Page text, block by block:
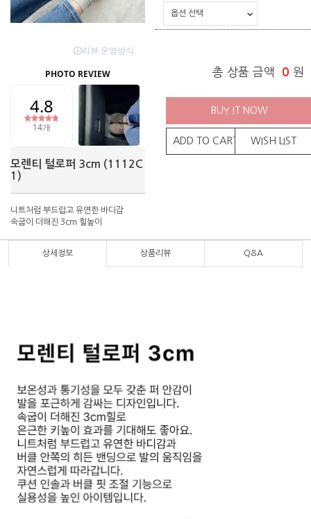
모렌티 털로퍼 3cm (1112C
1)
니트처럼 부드럽고 유연한 바디감
속굽이 더해진 3cm 힐높이
총 상품 금액 0 원
BUY IT NOW
ADD TO CART WISH LIST
상세정보 상품리뷰 Q&A